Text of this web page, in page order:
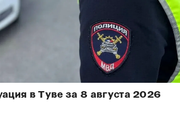
в Туве за 8 августа 2026